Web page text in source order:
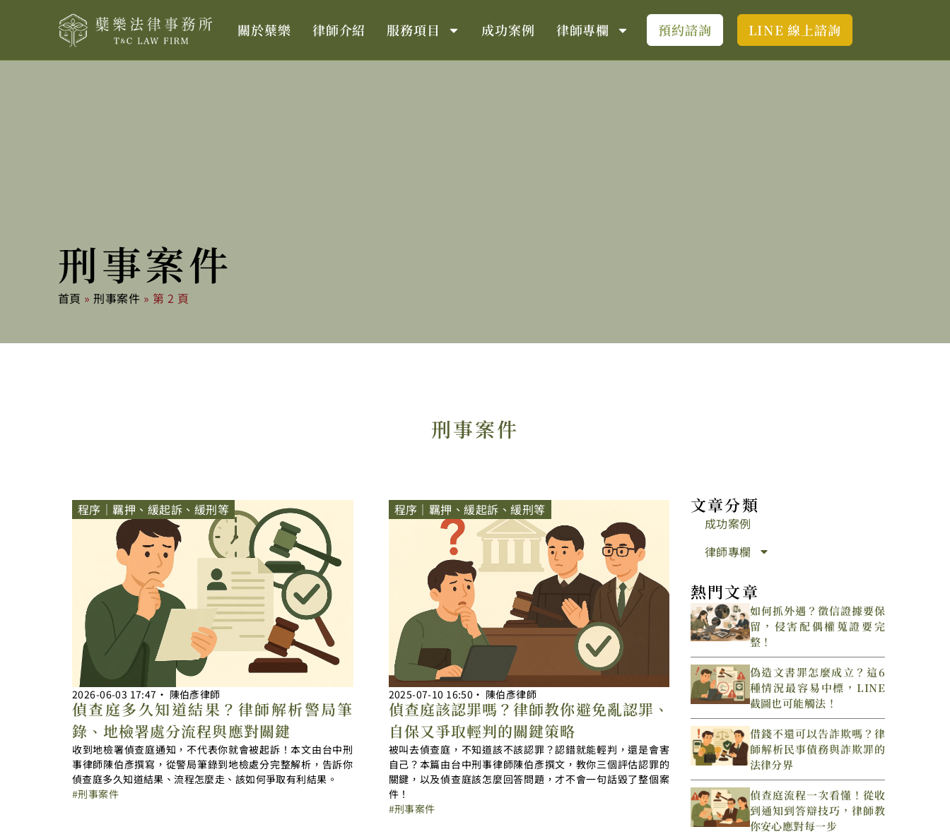
關於蘗樂 律師介紹 服務項目 成功案例 律師專欄 預約諮詢 LINE 線上諮詢
刑事案件
首頁 »刑事案件 » 第 2 頁
刑事案件
程序｜羈押、緩起訴、緩刑等
2026-06-03 17:47 ‧ 陳伯彥律師
偵查庭多久知道結果？律師解析警局筆
錄、地檢署處分流程與應對關鍵
收到地檢署偵查庭通知，不代表你就會被起訴！本文由台中刑
事律師陳伯彥撰寫，從警局筆錄到地檢處分完整解析，告訴你
偵查庭多久知道結果、流程怎麼走、該如何爭取有利結果。
刑事案件
程序｜羈押、緩起訴、緩刑等
2025-07-10 16:50 ‧ 陳伯彥律師
偵查庭該認罪嗎？律師教你避免亂認罪、
自保又爭取輕判的關鍵策略
被叫去偵查庭，不知道該不該認罪？認錯就能輕判，還是會害
自己？本篇由台中刑事律師陳伯彥撰文，教你三個評估認罪的
關鍵，以及偵查庭該怎麼回答問題，才不會一句話毀了整個案
件！
刑事案件
Page PagePage 文章分類
成功案例
律師專欄
熱門文章
如何抓外遇？徵信證據要保
留，侵害配偶權蒐證要完
整！
偽造文書罪怎麼成立？這6
種情況最容易中標，LINE
截圖也可能觸法！
借錢不還可以告詐欺嗎？律
師解析民事債務與詐欺罪的
法律分界
偵查庭流程一次看懂！從收
到通知到答辯技巧，律師教
你安心應對每一步